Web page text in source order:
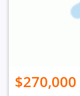
$270,000